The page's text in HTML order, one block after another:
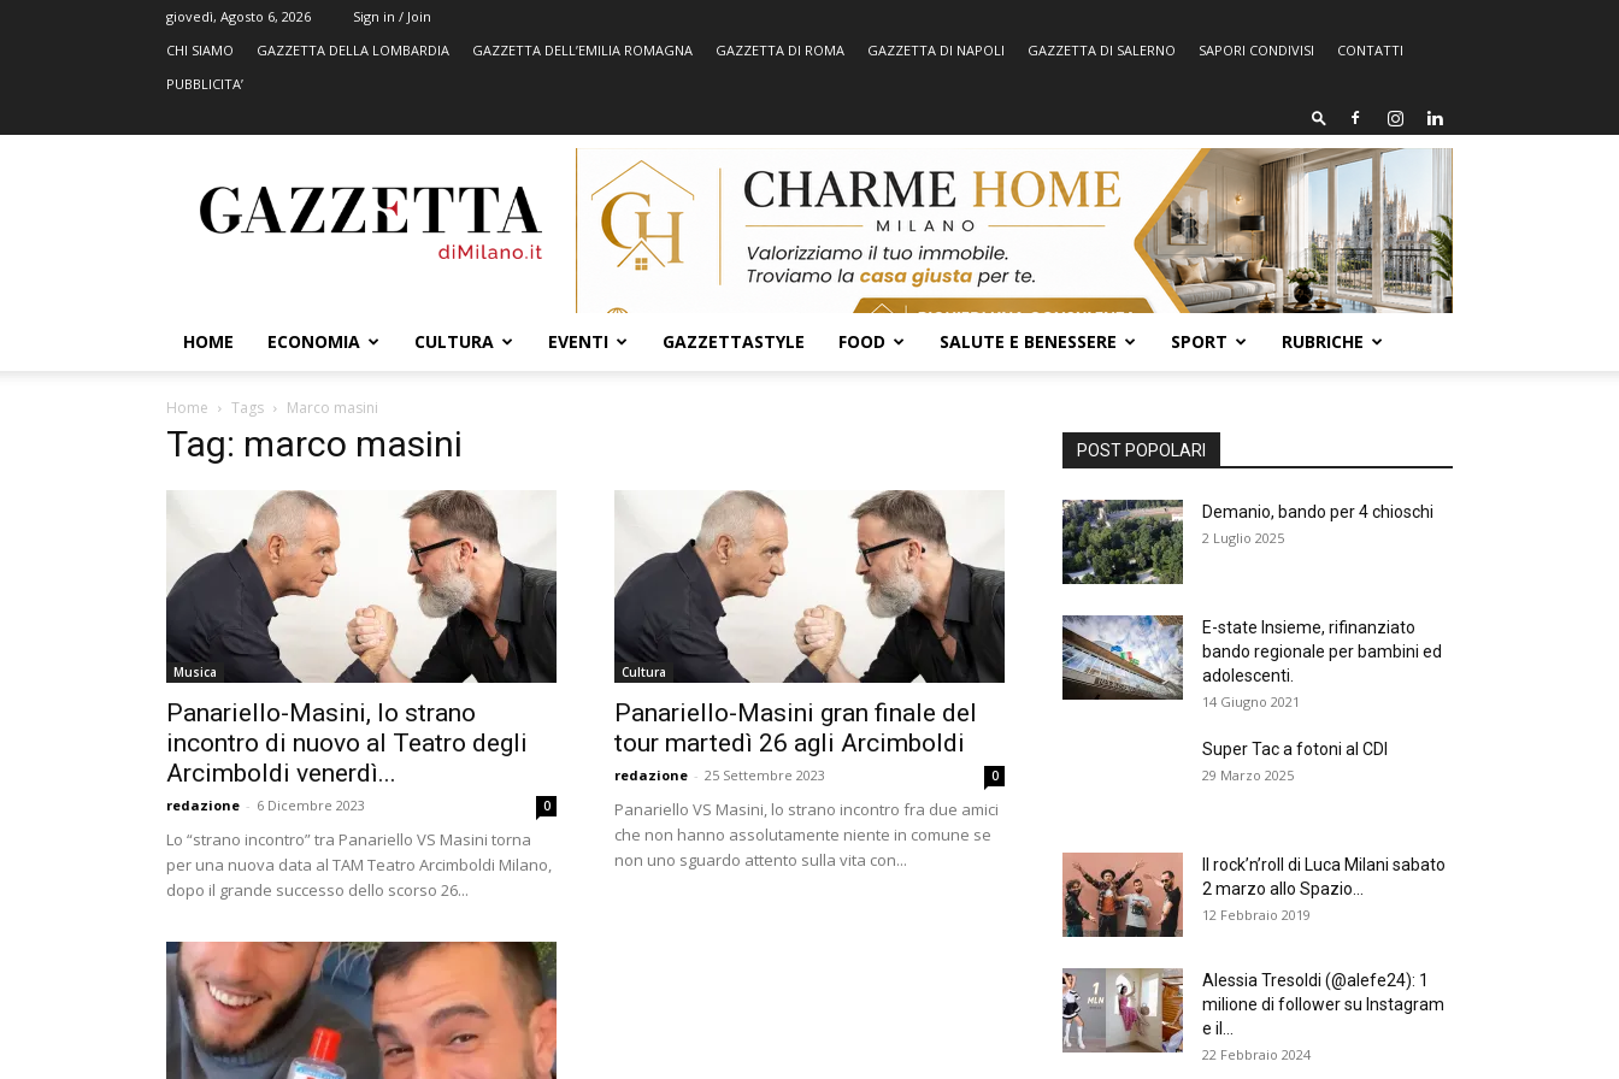
giovedì, Agosto 6, 2026
Sign in / Join
CHI SIAMO
GAZZETTA DELLA LOMBARDIA GAZZETTA DELL’EMILIA ROMAGNA GAZZETTA DI ROMA GAZZETTA DI NAPOLI GAZZETTA DI SALERNO SAPORI CONDIVISI
CONTATTI
PUBBLICITA’
HOME ECONOMIA CULTURA EVENTI GAZZETTASTYLE FOOD SALUTE E BENESSERE SPORT RUBRICHE
Home Tags Marco masini
Tag: marco masini
Musica
Panariello-Masini, lo strano
incontro di nuovo al Teatro degli
Arcimboldi venerdì...
redazione - 6 Dicembre 2023 0
Lo “strano incontro” tra Panariello VS Masini torna
per una nuova data al TAM Teatro Arcimboldi Milano,
dopo il grande successo dello scorso 26...
Cultura
Panariello-Masini gran finale del
tour martedì 26 agli Arcimboldi
redazione - 25 Settembre 2023 0
Panariello VS Masini, lo strano incontro fra due amici
che non hanno assolutamente niente in comune se
non uno sguardo attento sulla vita con...
POST POPOLARI
Demanio, bando per 4 chioschi
2 Luglio 2025
E-state Insieme, rifinanziato
bando regionale per bambini ed
adolescenti.
14 Giugno 2021
Super Tac a fotoni al CDI
29 Marzo 2025
Il rock’n’roll di Luca Milani sabato
2 marzo allo Spazio...
12 Febbraio 2019
Alessia Tresoldi (@alefe24): 1
milione di follower su Instagram
e il...
22 Febbraio 2024